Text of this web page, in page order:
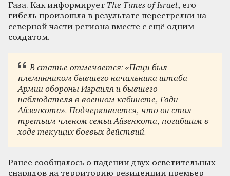
Газа. Как информирует The Times of Israel, его
гибель произошла в результате перестрелки на
северной части региона вместе с ещё одним
солдатом.
В статье отмечается: «Паци был
племянником бывшего начальника штаба
Армии обороны Израиля и бывшего
наблюдателя в военном кабинете, Гади
Айзенкота». Подчеркивается, что он стал
третьим членом семьи Айзенкота, погибшим в
ходе текущих боевых действий.
Ранее сообщалось о падении двух осветительных
снарядов на территорию резиденции премьер-